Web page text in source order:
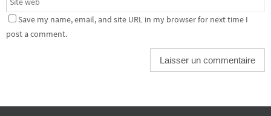
Save my name, email, and site URL in my browser for next time I
post a comment.